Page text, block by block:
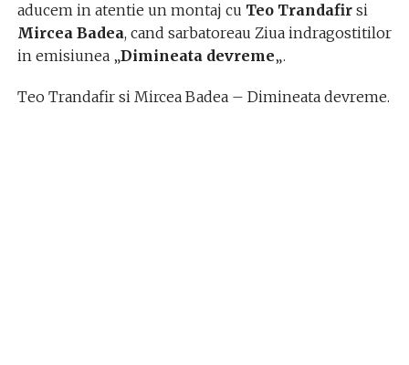
aducem in atentie un montaj cu Teo Trandafirsi
Mircea Badea, cand sarbatoreau Ziua indragostitilor
in emisiunea „Dimineata devreme„.
Teo Trandafir si Mircea Badea – Dimineata devreme.